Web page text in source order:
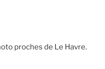
proches de Le Havre.